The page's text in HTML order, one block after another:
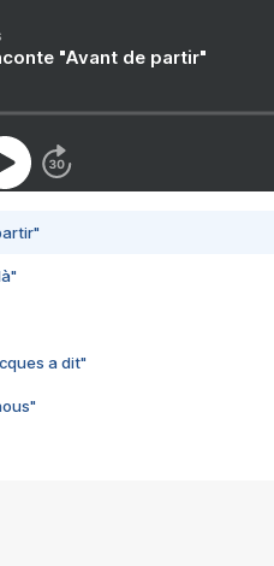
"Avant de partir"
a dit"